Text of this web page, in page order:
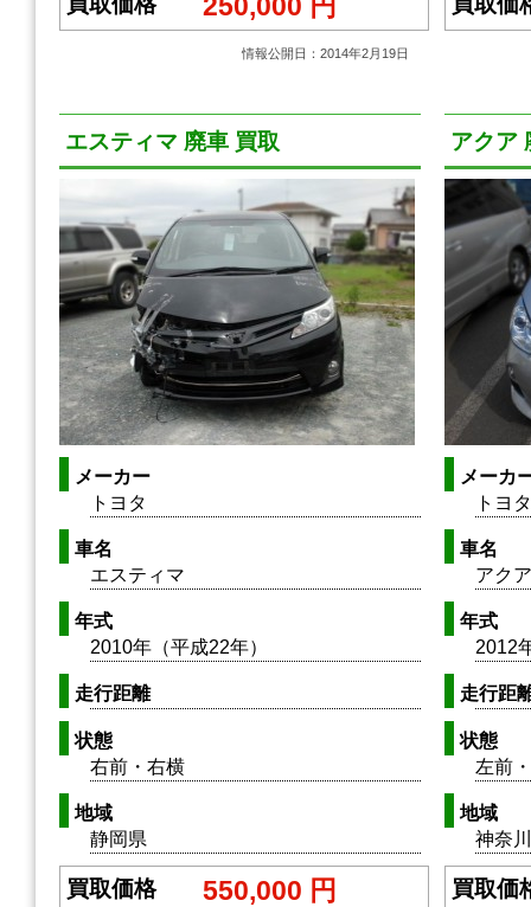
情報公開日：2014年2月19日
エスティマ 廃車 買取
メーカー
トヨタ
車名
エスティマ
年式
2010年（平成22年）
走行距離
状態
右前・右横
地域
静岡県
買取価格 550,000 円
アクア
メーカ
トヨタ
車名
アクア
年式
2012
走行距
状態
左前
地域
神奈
買取価